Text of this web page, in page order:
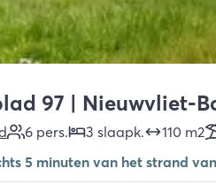
97 | Nieuwvliet-
6 pers. 3 slaapk. 110 m2
5 minuten van het strand